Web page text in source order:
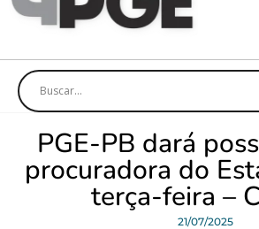
PGE-PB dará
procuradora do
terça-feira –
21/07/2025